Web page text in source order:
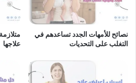
نصائح للأمهات الجدد تساعدهم في
التغلب على التحديات
علاجها